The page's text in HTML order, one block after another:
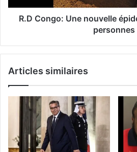
R.D Congo: Une nouvelle
personnes
Articles similaires